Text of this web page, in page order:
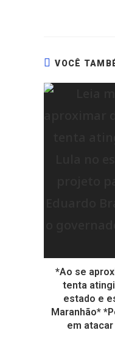
VOCÊ
*Ao se
tenta
estado e
Maranhão*
em